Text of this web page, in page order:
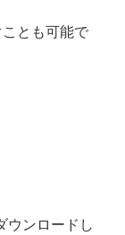
ことも可能で
ウンロードし